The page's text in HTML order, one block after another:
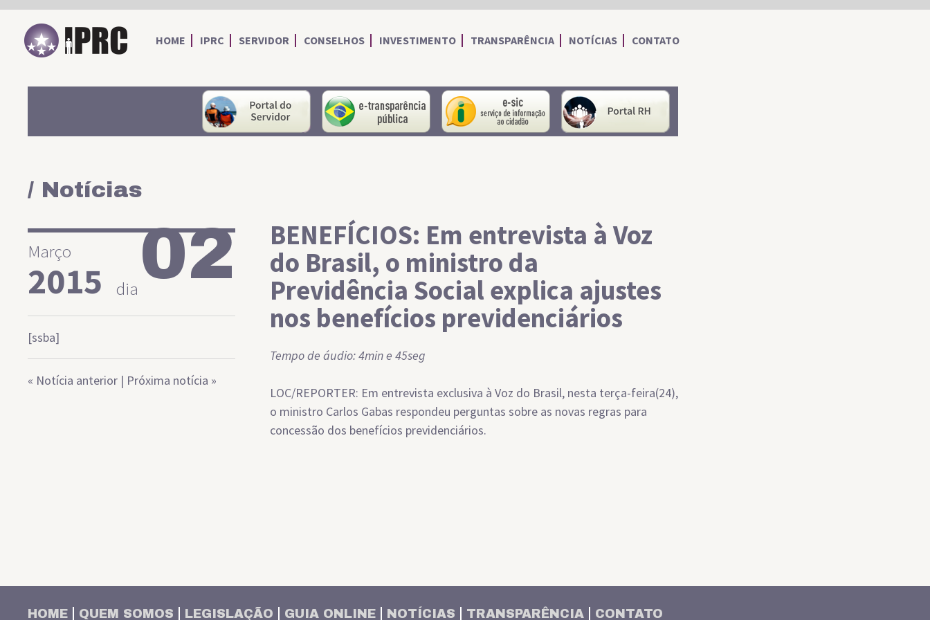
IPRC
HOME IPRC SERVIDOR CONSELHOS INVESTIMENTO TRANSPARÊNCIA NOTÍCIAS CONTATO
portal do servidor portal da transparência Serviço de Informações ao Cidadão
/ Notícias
Março
2015 dia02
[ssba]
« Notícia anterior | Próxima notícia »
BENEFÍCIOS: Em entrevista à Voz
do Brasil, o ministro da
Previdência Social explica ajustes
nos benefícios previdenciários
Tempo de áudio: 4min e 45seg
LOC/REPORTER: Em entrevista exclusiva à Voz do Brasil, nesta terça-feira(24),
o ministro Carlos Gabas respondeu perguntas sobre as novas regras para
concessão dos benefícios previdenciários.
HOME QUEM SOMOS LEGISLAÇÃO GUIA ONLINE NOTÍCIAS TRANSPARÊNCIA CONTATO